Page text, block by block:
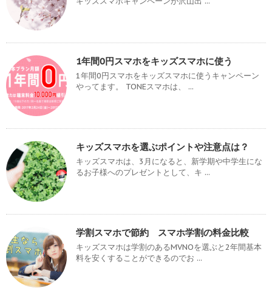
1年間0円スマホをキッズスマホに使う
1年間0円スマホをキッズスマホに使うキャンペーン
やってます。 TONEスマホは、 ...
キッズスマホを選ぶポイントや注意点は？
キッズスマホは、3月になると、新学期や中学生にな
るお子様へのプレゼントとして、キ ...
学割スマホで節約 スマホ学割の料金比較
キッズスマホは学割のあるMVNOを選ぶと2年間基本
料を安くすることができるのでお ...